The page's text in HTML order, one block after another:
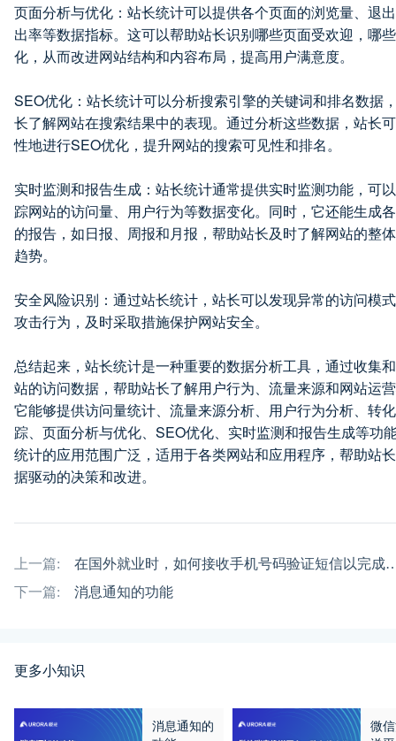
页面分析与优化：站长统计可以提供各个页面的浏览量、退
出率等数据指标。这可以帮助站长识别哪些页面受欢迎，哪
化，从而改进网站结构和内容布局，提高用户满意度。
SEO优化：站长统计可以分析搜索引擎的关键词和排名数据
长了解网站在搜索结果中的表现。通过分析这些数据，站长
性地进行SEO优化，提升网站的搜索可见性和排名。
实时监测和报告生成：站长统计通常提供实时监测功能，可
踪网站的访问量、用户行为等数据变化。同时，它还能生成
的报告，如日报、周报和月报，帮助站长及时了解网站的整
趋势。
安全风险识别：通过站长统计，站长可以发现异常的访问模
攻击行为，及时采取措施保护网站安全。
总结起来，站长统计是一种重要的数据分析工具，通过收集
站的访问数据，帮助站长了解用户行为、流量来源和网站运
它能够提供访问量统计、流量来源分析、用户行为分析、转
踪、页面分析与优化、SEO优化、实时监测和报告生成等功
统计的应用范围广泛，适用于各类网站和应用程序，帮助站
据驱动的决策和改进。
上一篇:
在国外就业时，如何接收手机号码
下一篇:
消息通知的功能
更多小知识
消息通知的
微